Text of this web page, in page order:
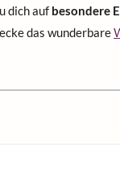
dich auf besondere
das wunderbare